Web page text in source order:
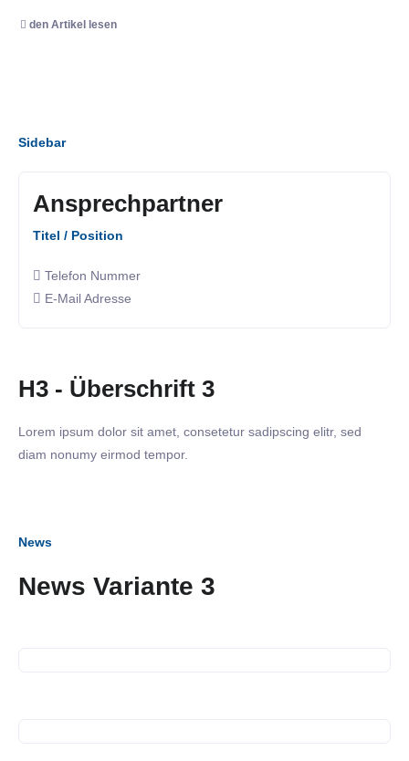
den Artikel lesen
Sidebar
Ansprechpartner
Titel / Position
Telefon Nummer
E-Mail Adresse
H3 - Überschrift 3
Lorem ipsum dolor sit amet, consetetur sadipscing elitr, sed
diam nonumy eirmod tempor.
News
News Variante 3